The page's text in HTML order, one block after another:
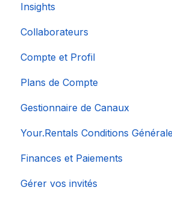
Insights
Collaborateurs
Compte et Profil
Plans de Compte
Gestionnaire de Canaux
Your.Rentals Conditions
Finances et Paiements
Gérer vos invités